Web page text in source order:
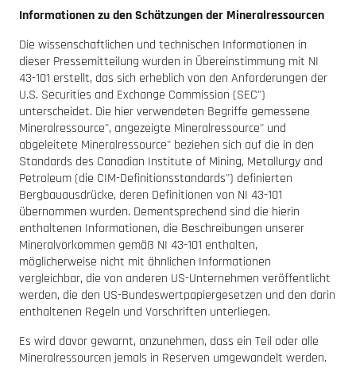
Informationen zu den Schätzungen der Mineralressourcen
Die wissenschaftlichen und technischen Informationen in
dieser Pressemitteilung wurden in Übereinstimmung mit NI
43-101 erstellt, das sich erheblich von den Anforderungen der
U.S. Securities and Exchange Commission (SEC")
unterscheidet. Die hier verwendeten Begriffe gemessene
Mineralressource", angezeigte Mineralressource" und
abgeleitete Mineralressource" beziehen sich auf die in den
Standards des Canadian Institute of Mining, Metallurgy and
Petroleum (die CIM-Definitionsstandards") definierten
Bergbauausdrücke, deren Definitionen von NI 43-101
übernommen wurden. Dementsprechend sind die hierin
enthaltenen Informationen, die Beschreibungen unserer
Mineralvorkommen gemäß NI 43-101 enthalten,
möglicherweise nicht mit ähnlichen Informationen
vergleichbar, die von anderen US-Unternehmen veröffentlicht
werden, die den US-Bundeswertpapiergesetzen und den darin
enthaltenen Regeln und Vorschriften unterliegen.
Es wird davor gewarnt, anzunehmen, dass ein Teil oder alle
Mineralressourcen jemals in Reserven umgewandelt werden.